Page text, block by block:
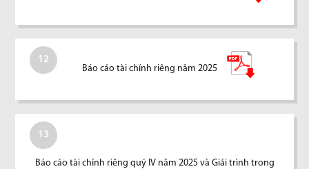
12
Báo cáo tài chính riêng năm 2025
13
Báo cáo tài chính riêng quý IV năm 2025 và Giải trình trong